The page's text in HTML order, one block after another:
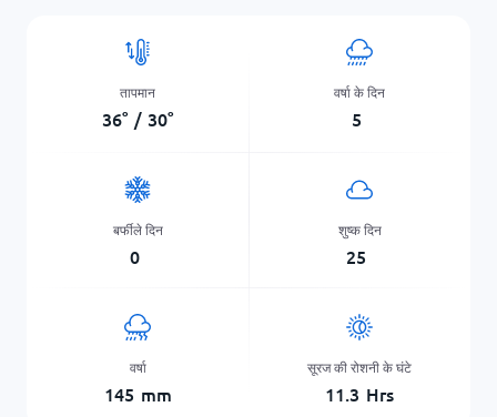
तापमान
36° / 30°
वर्षा के दिन
5
बर्फीले दिन
0
शुष्क दिन
25
वर्षा
145 mm
सूरज की रोशनी के घंटे
11.3 Hrs